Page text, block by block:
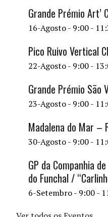
Grande Prémio Art’
16-Agosto - 9:00-
Pico Ruivo Vertical
22-Agosto - 9:00-
Grande Prémio São
23-Agosto - 9:00-
Madalena do Mar –
30-Agosto - 9:00-
GP da Companhia
do Funchal /
6-Setembro - 9:00-